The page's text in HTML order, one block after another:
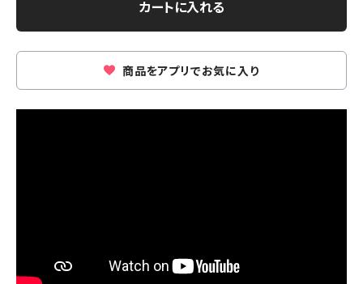
カートに入れる
商品をアプリでお気に入り